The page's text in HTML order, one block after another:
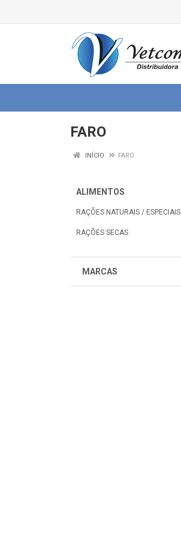
FARO
INÍCIO FARO
ALIMENTOS
RAÇÕES NATURAIS / ESPECIAIS
RAÇÕES SECAS
MARCAS